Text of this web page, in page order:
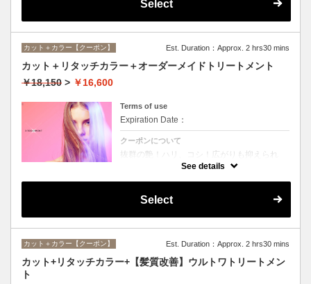
Select
カット＋カラー【クーポン】 Est. Duration：Approx. 2 hrs30 mins
カット＋リタッチカラー＋オーダーメイドトリートメント
￥18,150 > ￥16,600
Terms of use
Expiration Date：
クーポンについて
抜群の艶！ハリ、コシ！広がりも抑えられ
る！どんなに傷んだ髪も、鮮やかなハイトー
See details
Select
カット＋カラー【クーポン】 Est. Duration：Approx. 2 hrs30 mins
カット+リタッチカラー+【髪質改善】ウルトワトリートメン
ト